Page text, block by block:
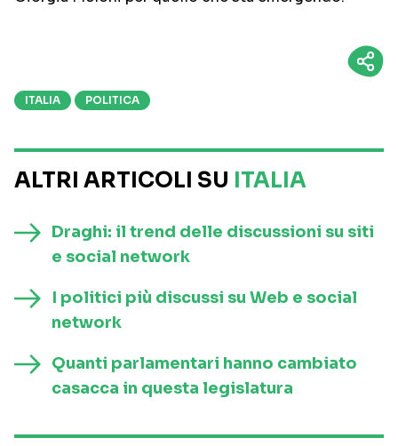
ITALIA POLITICA
ALTRI ARTICOLI SU ITALIA
Draghi: il trend delle discussioni su siti
e social network
I politici più discussi su Web e social
network
Quanti parlamentari hanno cambiato
casacca in questa legislatura